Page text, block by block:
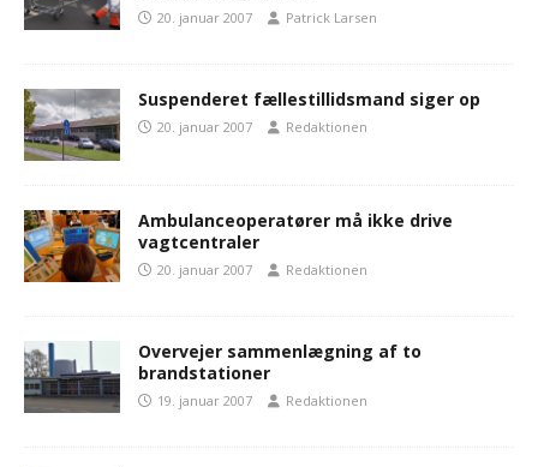
20. januar 2007 Patrick Larsen
Suspenderet fællestillidsmand siger op
20. januar 2007 Redaktionen
Ambulanceoperatører må ikke drive
vagtcentraler
20. januar 2007 Redaktionen
Overvejer sammenlægning af to
brandstationer
19. januar 2007 Redaktionen